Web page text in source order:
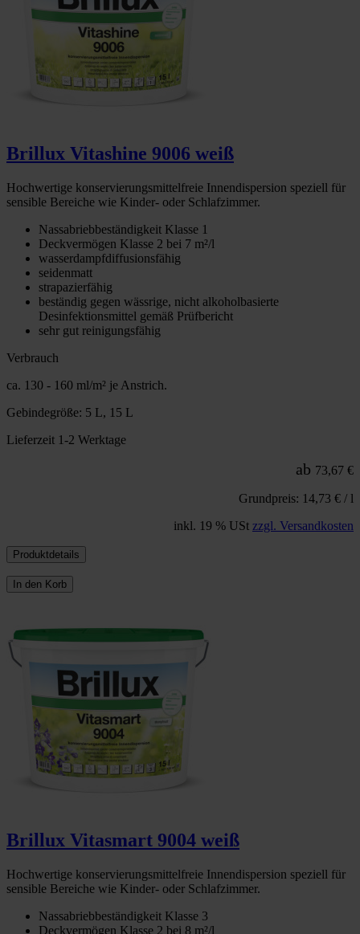
Brillux Vitashine 9006 weiß
Hochwertige konservierungsmittelfreie Innendispersion speziell für
sensible Bereiche wie Kinder- oder Schlafzimmer.
Nassabriebbeständigkeit Klasse 1
Deckvermögen Klasse 2 bei 7 m²/l
wasserdampfdiffusionsfähig
seidenmatt
strapazierfähig
beständig gegen wässrige, nicht alkoholbasierte
Desinfektionsmittel gemäß Prüfbericht
sehr gut reinigungsfähig
Verbrauch
ca. 130 - 160 ml/m² je Anstrich.
Gebindegröße: 5 L, 15 L
Lieferzeit 1-2 Werktage
ab 73,67 €
Grundpreis: 14,73 € / l
inkl. 19 % USt zzgl. Versandkosten
Produktdetails
In den Korb
Brillux Vitasmart 9004 weiß
Hochwertige konservierungsmittelfreie Innendispersion speziell für
sensible Bereiche wie Kinder- oder Schlafzimmer.
Nassabriebbeständigkeit Klasse 3
Deckvermögen Klasse 2 bei 8 m²/l